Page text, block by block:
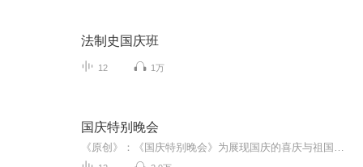
法制史国庆班
12 1万
国庆特别晚会